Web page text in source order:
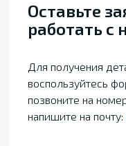
Оставьте
работать с
Для получения
воспользуйтесь
позвоните на
напишите на почту: